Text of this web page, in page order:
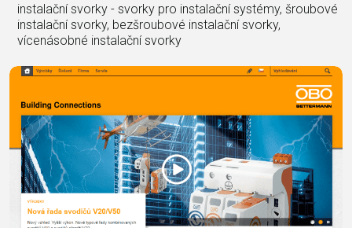
instalační svorky - svorky pro instalační systémy, šroubové
instalační svorky, bezšroubové instalační svorky,
vícenásobné instalační svorky